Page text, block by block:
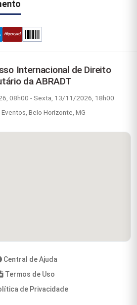
Internacional de Direito
da ABRADT
08h00 - Sexta, 13/11/2026, 18h00
Belo Horizonte, MG
Central de Ajuda
Termos de Uso
de Privacidade